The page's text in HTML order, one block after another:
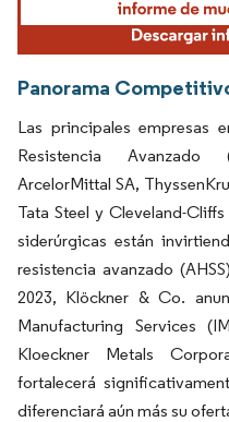
Panorama
Las principales empresas
Resistencia Avanzado
ArcelorMittal SA,
Tata Steel y Cleveland-
siderúrgicas están
resistencia avanzado
2023, Klöckner & Co.
Manufacturing Services
Kloeckner Metals
fortalecerá
diferenciará aún más su